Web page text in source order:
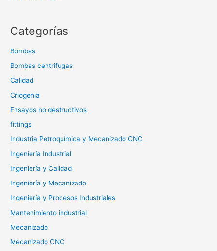
Categorías
Bombas
Bombas centrifugas
Calidad
Criogenia
Ensayos no destructivos
fittings
Industria Petroquímica y Mecanizado CNC
Ingeniería Industrial
Ingeniería y Calidad
Ingeniería y Mecanizado
Ingeniería y Procesos Industriales
Mantenimiento industrial
Mecanizado
Mecanizado CNC